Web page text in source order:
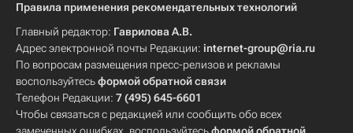
Правила применения рекомендательных технологий
Главный редактор: Гаврилова А.В.
Адрес электронной почты Редакции: internet-group@ria.ru
По вопросам размещения пресс-релизов и рекламы
воспользуйтесьформой обратной связи
Телефон Редакции: 7 (495) 645-6601
Чтобы связаться с редакцией или сообщить обо всех